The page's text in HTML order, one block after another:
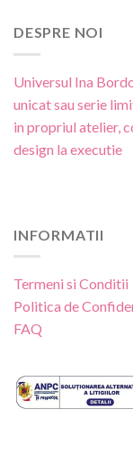
DESPRE NOI
Universul Ina
unicat sau serie
in propriul atelier,
design la executie
INFORMATII
Termeni si Conditii
Politica de
FAQ